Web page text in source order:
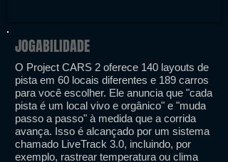
JOGABILIDADE
O Project CARS 2 oferece 140 layouts de
pista em 60 locais diferentes e 189 carros
para você escolher. Ele anuncia que "cada
pista é um local vivo e orgânico" e "muda
passo a passo" à medida que a corrida
avança. Isso é alcançado por um sistema
chamado LiveTrack 3.0, incluindo, por
exemplo, rastrear temperatura ou clima